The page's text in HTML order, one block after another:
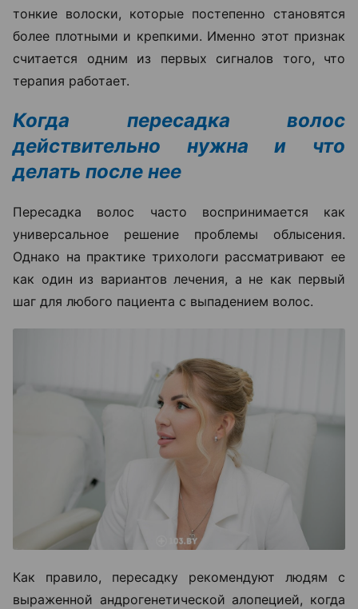
тонкие волоски, которые постепенно становятся
более плотными и крепкими. Именно этот признак
считается одним из первых сигналов того, что
терапия работает.
Когда пересадка волос
действительно нужна и что
делать после нее
Пересадка волос часто воспринимается как
универсальное решение проблемы облысения.
Однако на практике трихологи рассматривают ее
как один из вариантов лечения, а не как первый
шаг для любого пациента с выпадением волос.
Как правило, пересадку рекомендуют людям с
выраженной андрогенетической алопецией, когда